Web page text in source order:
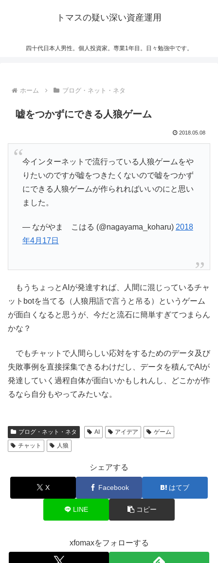
トマスの疑い深い資産運用
四十代日本人男性。個人投資家。専業1年目。日々勉強中です。
ホーム ブログ・ネット・ネタ
嘘をつかずにできる人狼ゲーム
2018.05.08
今インターネットで流行っている人狼ゲームをや
りたいのですが嘘をつきたくないので嘘をつかず
にできる人狼ゲームが作られればいいのにと思い
ました。
— ながやま こはる (@nagayama_koharu) 2018
年4月17日
もうちょっとAIが発達すれば、人間に混じっているチャ
ットbotを当てる（人狼用語で言うと吊る）というゲーム
が面白くなると思うが、今だと流石に簡単すぎてつまらん
かな？
でもチャットで人間らしい応対をするためのデータ及び
失敗事例を直接採集できるわけだし、データを積んでAIが
発達していく過程自体が面白いかもしれんし、どこかが作
るなら自分もやってみたいな。
ブログ・ネット・ネタ AI アイデア
ゲーム
チャット
人狼
シェアする
X Facebook はてブ
LINE コピー
xfomaxをフォローする